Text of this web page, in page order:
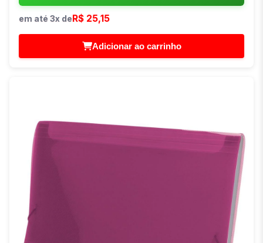
em até 3x deR$ 25,15
Adicionar ao carrinho